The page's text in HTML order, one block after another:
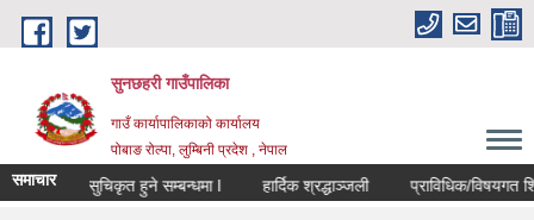
Skip to main content
सुनछहरी गाउँपालिका
गाउँ कार्यापालिकाको कार्यालय
पोबाङ रोल्पा, लुम्बिनी प्रदेश , नेपाल
समाचार
सूचीमा सुचिकृत हुने सम्बन्धमा l हार्दिक श्रद्धाञ्जली प्राविधिक/विषयगत